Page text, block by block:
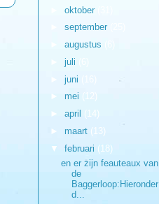
oktober
september
augustus
juli
juni
► mei (12)
► april (14)
► maart (13)
▼ februari (18)
en er zijn feauteaux van
de
Baggerloop:Hieronder
d...